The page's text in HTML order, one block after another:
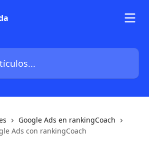
Google Ads en rankingCoach
Ads con rankingCoach